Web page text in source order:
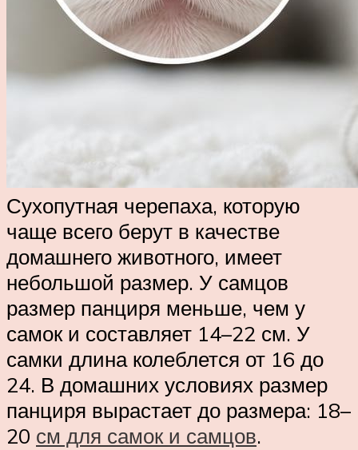
Сухопутная черепаха, которую
чаще всего берут в качестве
домашнего животного, имеет
небольшой размер. У самцов
размер панциря меньше, чем у
самок и составляет 14–22 см. У
самки длина колеблется от 16 до
24. В домашних условиях размер
панциря вырастает до размера: 18–
20 см для самок и самцов.